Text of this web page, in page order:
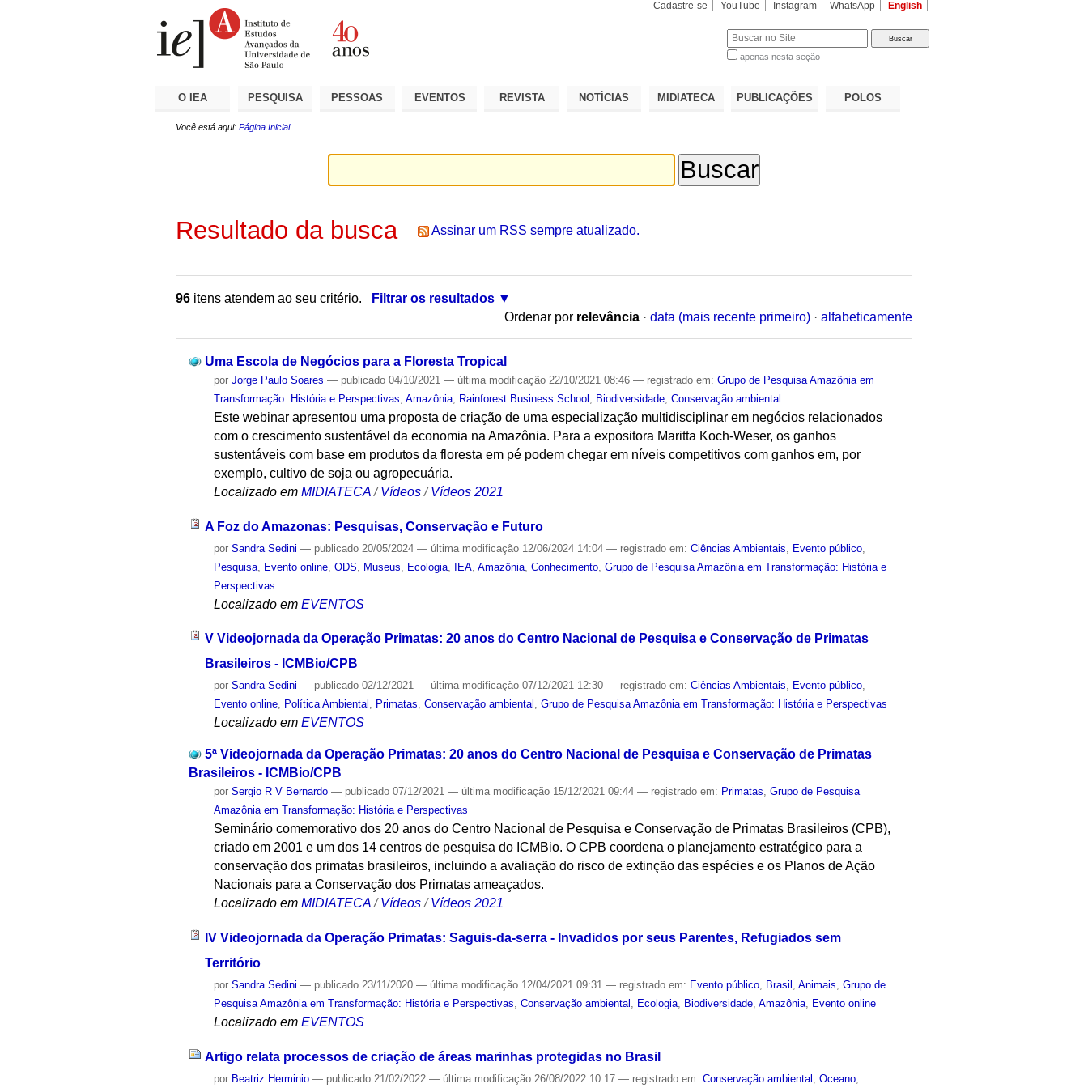
Cadastre-se YouTube Instagram WhatsApp English
apenas nesta seção
O IEA PESQUISA PESSOAS EVENTOS REVISTA NOTÍCIAS MIDIATECA PUBLICAÇÕES POLOS
Você está aqui: Página Inicial
Resultado da busca Assinar um RSS sempre atualizado.
96 itens atendem ao seu critério.
Filtrar os resultados
Ordenar por relevância · data (mais recente primeiro) · alfabeticamente
Uma Escola de Negócios para a Floresta Tropical
porJorge Paulo Soares — publicado 04/10/2021— última modificação 22/10/2021 08:46— registrado em:Grupo de Pesquisa Amazônia em
Transformação: História e Perspectivas ,Amazônia Rainforest Business School Biodiversidade ,Conservação ambiental
Este webinar apresentou uma proposta de criação de uma especialização multidisciplinar em negócios relacionados
com o crescimento sustentável da economia na Amazônia. Para a expositora Maritta Koch-Weser, os ganhos
sustentáveis com base em produtos da floresta em pé podem chegar em níveis competitivos com ganhos em, por
exemplo, cultivo de soja ou agropecuária.
Localizado em MIDIATECA /Vídeos /Vídeos 2021
A Foz do Amazonas: Pesquisas, Conservação e Futuro
porSandra Sedini — publicado 20/05/2024— última modificação 12/06/2024 14:04— registrado em:Ciências Ambientais Evento público
Pesquisa Evento online ,ODS Museus Ecologia IEA ,Amazônia ,Conhecimento ,Grupo de Pesquisa Amazônia em Transformação: História e
Perspectivas
Localizado em EVENTOS
V Videojornada da Operação Primatas: 20 anos do Centro Nacional de Pesquisa e Conservação de Primatas
Brasileiros - ICMBio/CPB
porSandra Sedini — publicado 02/12/2021— última modificação 07/12/2021 12:30— registrado em:Ciências Ambientais, Evento público,
Evento online, Política Ambiental , Primatas,Conservação ambiental ,Grupo de Pesquisa Amazônia em Transformação: História e Perspectivas
Localizado em EVENTOS
5ª Videojornada da Operação Primatas: 20 anos do Centro Nacional de Pesquisa e Conservação de Primatas
Brasileiros - ICMBio/CPB
porSergio R V Bernardo — publicado 07/12/2021— última modificação 15/12/2021 09:44— registrado em: Primatas,Grupo de Pesquisa
Amazônia em Transformação: História e Perspectivas
Seminário comemorativo dos 20 anos do Centro Nacional de Pesquisa e Conservação de Primatas Brasileiros (CPB),
criado em 2001 e um dos 14 centros de pesquisa do ICMBio. O CPB coordena o planejamento estratégico para a
conservação dos primatas brasileiros, incluindo a avaliação do risco de extinção das espécies e os Planos de Ação
Nacionais para a Conservação dos Primatas ameaçados.
Localizado em MIDIATECA /Vídeos /Vídeos 2021
IV Videojornada da Operação Primatas: Saguis-da-serra - Invadidos por seus Parentes, Refugiados sem
Território
porSandra Sedini — publicado 23/11/2020— última modificação 12/04/2021 09:31— registrado em: Evento público Brasil ,Animais ,Grupo de
Pesquisa Amazônia em Transformação: História e Perspectivas ,Conservação ambiental Ecologia Biodiversidade ,Amazônia Evento online
Localizado em EVENTOS
Artigo relata processos de criação de áreas marinhas protegidas no Brasil
por Beatriz Herminio — publicado 21/02/2022— última modificação 26/08/2022 10:17— registrado em:Conservação ambiental ,Oceano